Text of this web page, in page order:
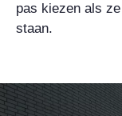
pas kiezen als
staan.